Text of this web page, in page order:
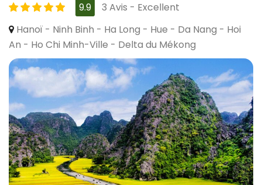
9.9
3 Avis - Excellent
Hanoï - Ninh Binh - Ha Long - Hue - Da Nang - Hoi
An - Ho Chi Minh-Ville - Delta du Mékong